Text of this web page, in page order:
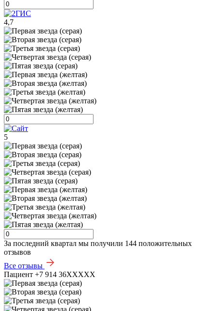
4,7
5
За последний квартал мы получили 144 положительных
отзывов
Все отзывы
Пациент +7 914 36XXXXX